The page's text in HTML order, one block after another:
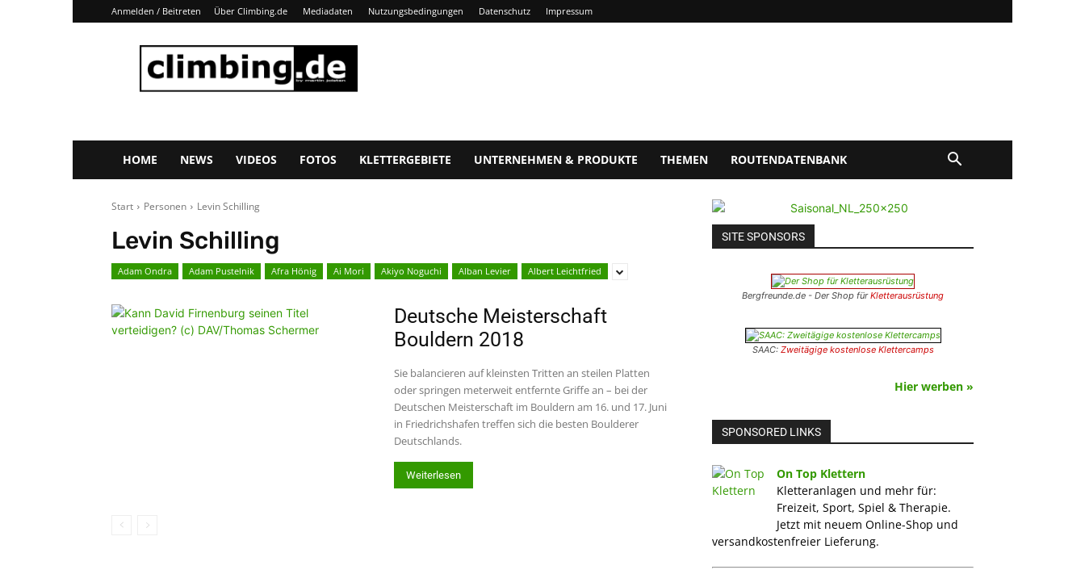
Anmelden / Beitreten Über Climbing.de Mediadaten Nutzungsbedingungen Datenschutz Impressum
Climbing.de
HOME NEWS VIDEOS FOTOS KLETTERGEBIETE UNTERNEHMEN & PRODUKTE THEMEN ROUTENDATENBANK
Start Personen Levin Schilling
Levin Schilling
Adam Ondra Adam Pustelnik Afra Hönig Ai Mori Akiyo Noguchi Alban Levier Albert Leichtfried
Deutsche Meisterschaft
Bouldern 2018
Sie balancieren auf kleinsten Tritten an steilen Platten
oder springen meterweit entfernte Griffe an – bei der
Deutschen Meisterschaft im Bouldern am 16. und 17. Juni
in Friedrichshafen treffen sich die besten Boulderer
Deutschlands.
Weiterlesen
SITE SPONSORS
Bergfreunde.de - Der Shop fürKletterausrüstung
SAAC: Zweitägige kostenlose Klettercamps
Hier werben »
SPONSORED LINKS
On Top Klettern
Kletteranlagen und mehr für:
Freizeit, Sport, Spiel & Therapie.
Jetzt mit neuem Online-Shop und
versandkostenfreier Lieferung.